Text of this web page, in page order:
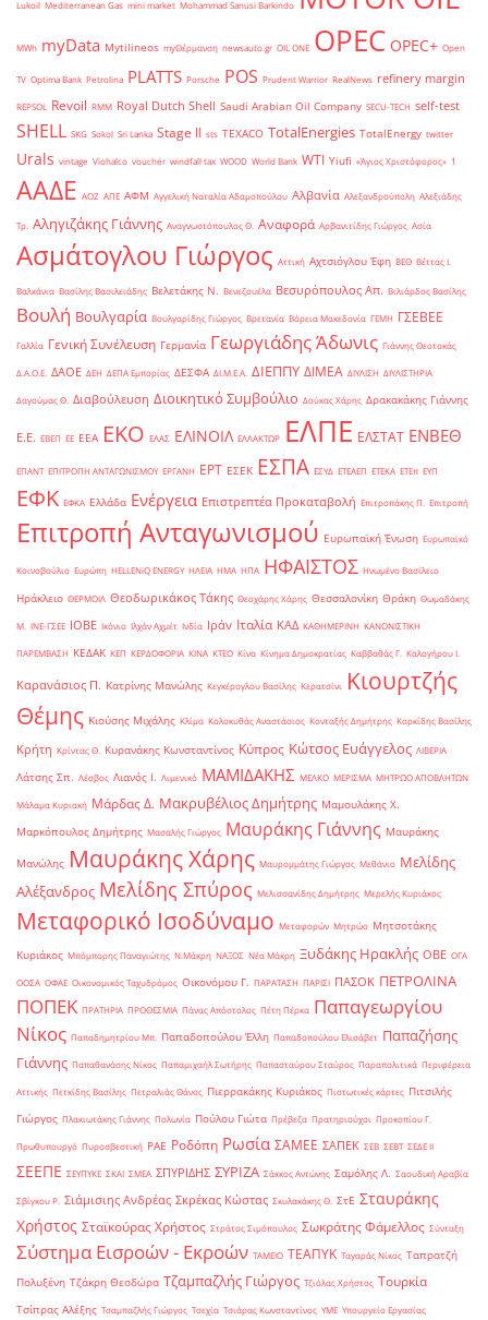
Lukoil Mediterranean Gas mini market Mohammad Sanusi Barkindo
MWh myData Mytilineos myΘέρμανση newsauto.gr OIL ONE OPEC OPEC+ Open
TV Optima Bank Petrolina PLATTS Porsche POS Prudent Warrior RealNews refinery margin
REPSOL Revoil RMM Royal Dutch Shell Saudi Arabian Oil Company SECU-TECH self-test
SHELL SKG Sokol Sri Lanka Stage II sts TEXACO TotalEnergies TotalEnergy twitter
Urals vintage Viohalco voucher windfall tax WOOD World Bank WTI Yiufi «Άγιος Χριστόφορος» ΄1
ΑΑΔΕ ΑΟΖ ΑΠΕ ΑΦΜ Αγγελική Ναταλία Αδαμοπούλου Αλβανία Αλεξανδρούπολη Αλεξιάδης
Τρ. Αληγιζάκης Γιάννης Αναγνωστόπουλος Θ. Αναφορά Αρβανιτίδης Γιώργος Ασία
Ασμάτογλου Γιώργος Αττική Αχτσιόγλου Έφη ΒΕΘ Βέττας Ι.
Βαλκάνια Βασίλης Βασιλειάδης Βελετάκης Ν. Βενεζουέλα Βεσυρόπουλος Απ. Βιλιάρδος Βασίλης
Βουλή Βουλγαρία Βουλγαρίδης Γιώργος Βρετανία Βόρεια Μακεδονία ΓΕΜΗ ΓΣΕΒΕΕ
Γαλλία Γενική Συνέλευση Γερμανία Γεωργιάδης Άδωνις Γιάννης Θεοτοκάς
Δ.Α.Ο.Ε. ΔΑΟΕ ΔΕΗ ΔΕΠΑ Εμπορίας ΔΕΣΦΑ ΔΙ.Μ.Ε.Α. ΔΙΕΠΠΥ ΔΙΜΕΑ ΔΙΥΛΙΣΗ ΔΙΥΛΙΣΤΗΡΙΑ
Δαγούμας Θ. Διαβούλευση Διοικητικό Συμβούλιο Δούκας Χάρης Δρακακάκης Γιάννης
Ε.Ε. ΕΒΕΠ ΕΕ ΕΕΑ ΕΚΟ ΕΛΑΣ ΕΛΙΝΟΙΛ ΕΛΛΑΚΤΩΡ ΕΛΠΕ ΕΛΣΤΑΤ ΕΝΒΕΘ
ΕΠΑΝΤ ΕΠΙΤΡΟΠΗ ΑΝΤΑΓΩΝΙΣΜΟΥ ΕΡΓΑΝΗ ΕΡΤ ΕΣΕΚ ΕΣΠΑ ΕΣΥΔ ΕΤΕΑΕΠ ΕΤΕΚΑ ΕΤΕπ ΕΥΠ
ΕΦΚ ΕΦΚΑ Ελλάδα Ενέργεια Επιστρεπτέα Προκαταβολή Επιτροπάκης Π. Επιτροπή
Επιτροπή Ανταγωνισμού Ευρωπαϊκή Ένωση Ευρωπαϊκό
Κοινοβούλιο Ευρώπη ΗELLENiQ ENERGY ΗΛΕΙΑ ΗΜΑ ΗΠΑ ΗΦΑΙΣΤΟΣ Ηνωμένο Βασίλειο
Ηράκλειο ΘΕΡΜΟΙΛ Θεοδωρικάκος Τάκης Θεοχάρης Χάρης Θεσσαλονίκη Θράκη Θωμαδάκης
Μ. ΙΝΕ-ΓΣΕΕ ΙΟΒΕ Ικόνιο Ιλχάν Αχμέτ Ινδία Ιράν Ιταλία ΚΑΔ ΚΑΘΗΜΕΡΙΝΗ ΚΑΝΟΝΙΣΤΙΚΗ
ΠΑΡΕΜΒΑΣΗ ΚΕΔΑΚ ΚΕΠ ΚΕΡΔΟΦΟΡΙΑ ΚΙΝΑ ΚΤΕΟ Κίνα Κίνημα Δημοκρατίας Καββαθάς Γ. Καλογήρου Ι.
Καρανάσιος Π. Κατρίνης Μανώλης Κεγκέρογλου Βασίλης Κερατσίνι
Κιουρτζής
Θέμης Κιούσης Μιχάλης Κλίμα Κολοκυθάς Αναστάσιος Κονταξής Δημήτρης Κορκίδης Βασίλης
Κρήτη Κρίντας Θ. Κυρανάκης Κωνσταντίνος Κύπρος Κώτσος Ευάγγελος ΛΙΒΕΡΙΑ
Λάτσης Σπ. Λέσβος Λιανός Ι. Λιμενικό ΜΑΜΙΔΑΚΗΣ ΜΕΛΚΟ ΜΕΡΙΣΜΑ ΜΗΤΡΩΟ ΑΠΟΒΛΗΤΩΝ
Μάλαμα Κυριακή Μάρδας Δ. Μακρυβέλιος Δημήτρης Μαμουλάκης Χ.
Μαρκόπουλος Δημήτρης Μασαλής Γιώργος Μαυράκης Γιάννης Μαυράκης
Μανώλης Μαυράκης Χάρης Μαυρομμάτης Γιώργος Μεθάνιο Μελίδης
Αλέξανδρος Μελίδης Σπύρος Μελισσανίδης Δημήτρης Μερελής Κυριάκος
Μεταφορικό Ισοδύναμο Μεταφορών Μητρώο Μητσοτάκης
Κυριάκος Μπόμπορης Παναγιώτης Ν.Μάκρη ΝΑΞΟΣ Νέα Μάκρη Ξυδάκης Ηρακλής ΟΒΕ ΟΓΑ
ΟΟΣΑ ΟΦΑΕ Οικονομικός Ταχυδρόμος Οικονόμου Γ. ΠΑΡΑΤΑΣΗ ΠΑΡΙΣΙ ΠΑΣΟΚ ΠΕΤΡΟΛΙΝΑ
ΠΟΠΕΚ ΠΡΑΤΗΡΙΑ ΠΡΟΘΕΣΜΙΑ Πάνας Απόστολος Πέτη Πέρκα Παπαγεωργίου
Νίκος Παπαδημητρίου Μπ. Παπαδοπούλου Έλλη Παπαδοπούλου Ελισάβετ Παπαζήσης
Γιάννης Παπαθανάσης Νίκος Παπαμιχαήλ Σωτήρης Παπασταύρου Σταύρος Παραπολιτικά Περιφέρεια
Αττικής Πετκίδης Βασίλης Πετραλιάς Θάνος Πιερρακάκης Κυριάκος Πιστωτικές κάρτες Πιτσιλής
Γιώργος Πλακιωτάκης Γιάννης Πολωνία Πούλου Γιώτα Πρέβεζα Πρατηριούχοι Προκοπίου Γ.
Πρωθυπουργό Πυροσβεστική ΡΑΕ Ροδόπη Ρωσία ΣΑΜΕΕ ΣΑΠΕΚ ΣΕΒ ΣΕΒΤ ΣΕΔΕ ΙΙ
ΣΕΕΠΕ ΣΕΥΠΥΚΕ ΣΚΑΙ ΣΜΕΑ ΣΠΥΡΙΔΗΣ ΣΥΡΙΖΑ Σάκκος Αντώνης Σαμόλης Λ. Σαουδική Αραβία
Σβίγκου Ρ. Σιάμισιης Ανδρέας Σκρέκας Κώστας Σκυλακάκης Θ. ΣτΕ Σταυράκης
Χρήστος Σταϊκούρας Χρήστος Στράτος Σιμόπουλος Σωκράτης Φάμελλος Σύνταξη
Σύστημα Εισροών - Εκροών ΤΑΜΕΙΟ ΤΕΑΠΥΚ Ταγαράς Νίκος Ταπρατζή
Πολυξένη Τζάκρη Θεοδώρα Τζαμπαζλής Γιώργος Τζιόλας Χρήστος Τουρκία
Τσίπρας Αλέξης Τσαμπαζλής Γιώργος Τσεχία Τσιάρας Κωνσταντίνος ΥΜΕ Υπουργείο Εργασίας